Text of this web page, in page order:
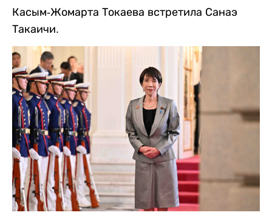
Касым-Жомарта Токаева встретила Санаэ
Такаичи.